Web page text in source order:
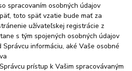
spracovaním osobných údajov
toto späť vzatie bude mať za
užívateľskej registrácie z
s tým spojených osobných údajov
Správcu informáciu, aké Vaše osobné
prístup k Vašim spracovávaným